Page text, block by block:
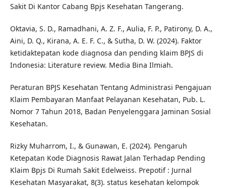
Sakit Di Kantor Cabang Bpjs Kesehatan Tangerang.
Oktavia, S. D., Ramadhani, A. Z. F., Aulia, F. P., Patirony, D. A.,
Aini, D. Q., Kirana, A. E. F. C., & Sutha, D. W. (2024). Faktor
ketidaktepatan kode diagnosa dan pending klaim BPJS di
Indonesia: Literature review. Media Bina Ilmiah.
Peraturan BPJS Kesehatan Tentang Administrasi Pengajuan
Klaim Pembayaran Manfaat Pelayanan Kesehatan, Pub. L.
Nomor 7 Tahun 2018, Badan Penyelenggara Jaminan Sosial
Kesehatan.
Rizky Muharrom, I., & Gunawan, E. (2024). Pengaruh
Ketepatan Kode Diagnosis Rawat Jalan Terhadap Pending
Klaim Bpjs Di Rumah Sakit Edelweiss. Prepotif : Jurnal
Kesehatan Masyarakat, 8(3). status kesehatan kelompok